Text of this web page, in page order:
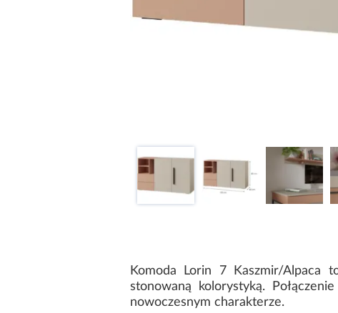
Komoda Lorin 7 Kaszmir/Alpaca
stonowaną kolorystyką.
nowoczesnym charakterze.